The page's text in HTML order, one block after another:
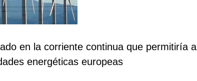
en la corriente continua que permitiría a
energéticas europeas